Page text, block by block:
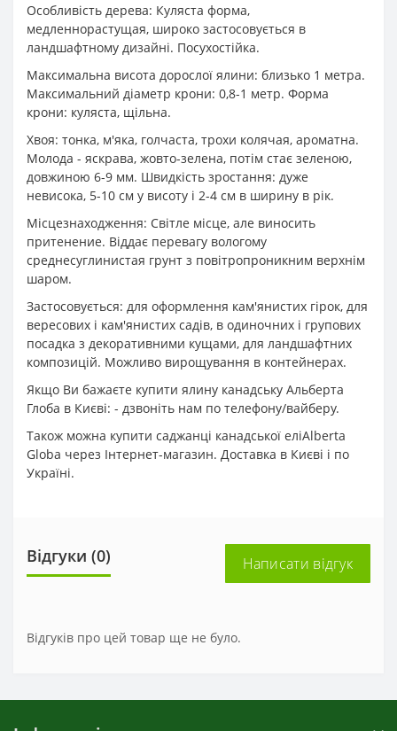
Особливість дерева: Куляста форма,
медленнорастущая, широко застосовується в
ландшафтному дизайні. Посухостійка.
Максимальна висота дорослої ялини: близько 1 метра.
Максимальний діаметр крони: 0,8-1 метр. Форма
крони: куляста, щільна.
Хвоя: тонка, м'яка, голчаста, трохи колячая, ароматна.
Молода - яскрава, жовто-зелена, потім стає зеленою,
довжиною 6-9 мм. Швидкість зростання: дуже
невисока, 5-10 см у висоту і 2-4 см в ширину в рік.
Місцезнаходження: Світле місце, але виносить
притенение. Віддає перевагу вологому
среднесуглинистая грунт з повітропроникним верхнім
шаром.
Застосовується: для оформлення кам'янистих гірок, для
вересових і кам'янистих садів, в одиночних і групових
посадка з декоративними кущами, для ландшафтних
композицій. Можливо вирощування в контейнерах.
Якщо Ви бажаєте купити ялину канадську Альберта
Глоба в Києві: - дзвоніть нам по телефону/вайберу.
Також можна купити саджанці канадської еліAlberta
Globa через Інтернет-магазин. Доставка в Києві і по
Україні.
Відгуки (0) Написати відгук
Відгуків про цей товар ще не було.